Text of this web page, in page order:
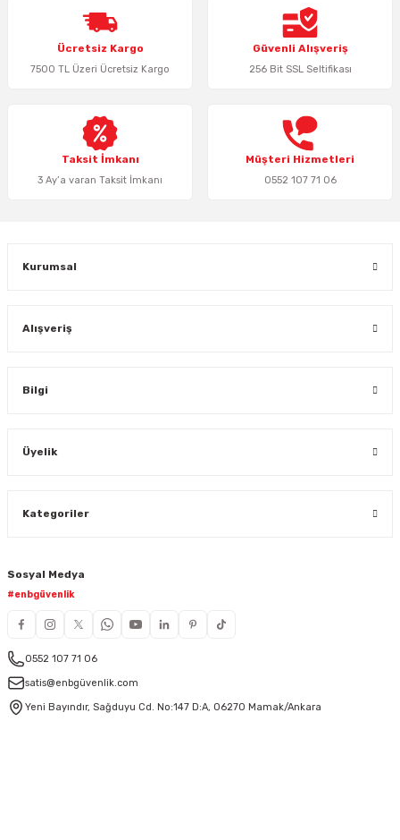
Ürün resmi kalitesiz, bozuk veya görüntülenemiyor.
Ürün açıklamasında eksik bilgiler bulunuyor.
Ürün bilgilerinde hatalar bulunuyor.
Bu ürüne benzer farklı alternatifler olmalı.
Ücretsiz Kargo
7500 TL Üzeri Ücretsiz Kargo
Güvenli Alışveriş
256 Bit SSL Seltifikası
Taksit İmkanı
3 Ay’a varan Taksit İmkanı
Müşteri Hizmetleri
0552 107 71 06
Kurumsal
Alışveriş
Bilgi
Üyelik
Kategoriler
Sosyal Medya
#enbgüvenlik
0552 107 71 06
satis@enbgüvenlik.com
Yeni Bayındır, Sağduyu Cd. No:147 D:A, 06270 Mamak/Ankara